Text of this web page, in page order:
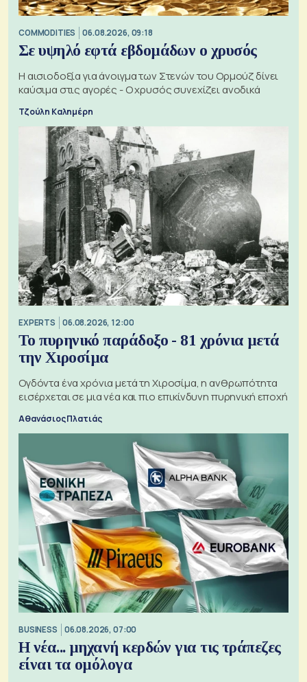
COMMODITIES 06.08.2026, 09:18
Σε υψηλό εφτά εβδομάδων ο χρυσός
Η αισιοδοξία για άνοιγμα των Στενών του Ορμούζ δίνει
καύσιμα στις αγορές - Ο χρυσός συνεχίζει ανοδικά
Τζούλη Καλημέρη
EXPERTS 06.08.2026, 12:00
Το πυρηνικό παράδοξο - 81 χρόνια μετά
την Χιροσίμα
Ογδόντα ένα χρόνια μετά τη Χιροσίμα, η ανθρωπότητα
εισέρχεται σε μια νέα και πιο επικίνδυνη πυρηνική εποχή
Αθανάσιος Πλατιάς
BUSINESS 06.08.2026, 07:00
Η νέα... μηχανή κερδών για τις τράπεζες
είναι τα ομόλογα